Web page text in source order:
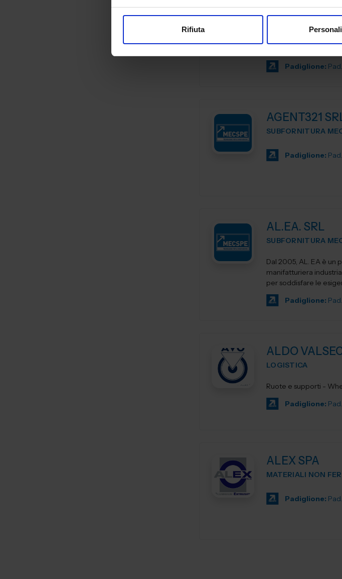
Rifiuta
CONTROLLO E
AFFRI TESTING
Padiglione:
AGENT321
SUBFORNITURA
Padiglione:
AL.EA. SRL
SUBFORNITURA
Dal 2005, AL. EA è un
manifatturiera
per soddisfare le
Padiglione:
ALDO
LOGISTICA
Ruote e supporti -
Padiglione:
ALEX SPA
MATERIALI NON
Padiglione: